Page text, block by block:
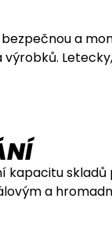
a
kapacitu
a